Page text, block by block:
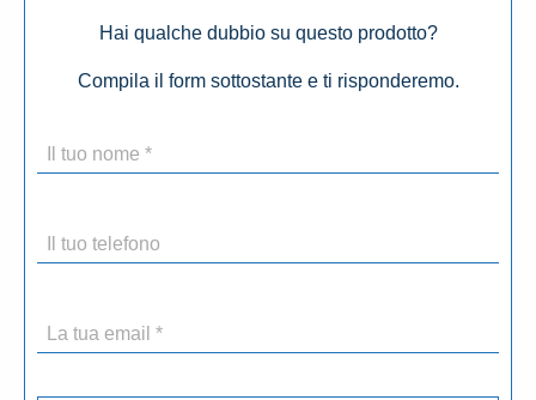
Hai qualche dubbio su questo prodotto?
Compila il form sottostante e ti risponderemo.